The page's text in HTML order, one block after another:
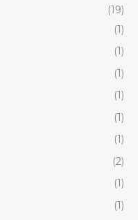
(19)
(1)
(1)
(1)
(1)
(1)
(1)
(2)
(1)
(1)